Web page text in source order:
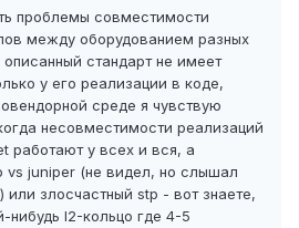
проблемы совместимости
между оборудованием разных
стандарт не имеет
у его реализации в коде,
среде я чувствую
несовместимости реализаций
работают у всех и вся, а
vs juniper (не видел, но слышал
злосчастный stp - вот знаете,
нибудь l2-кольцо где 4-5